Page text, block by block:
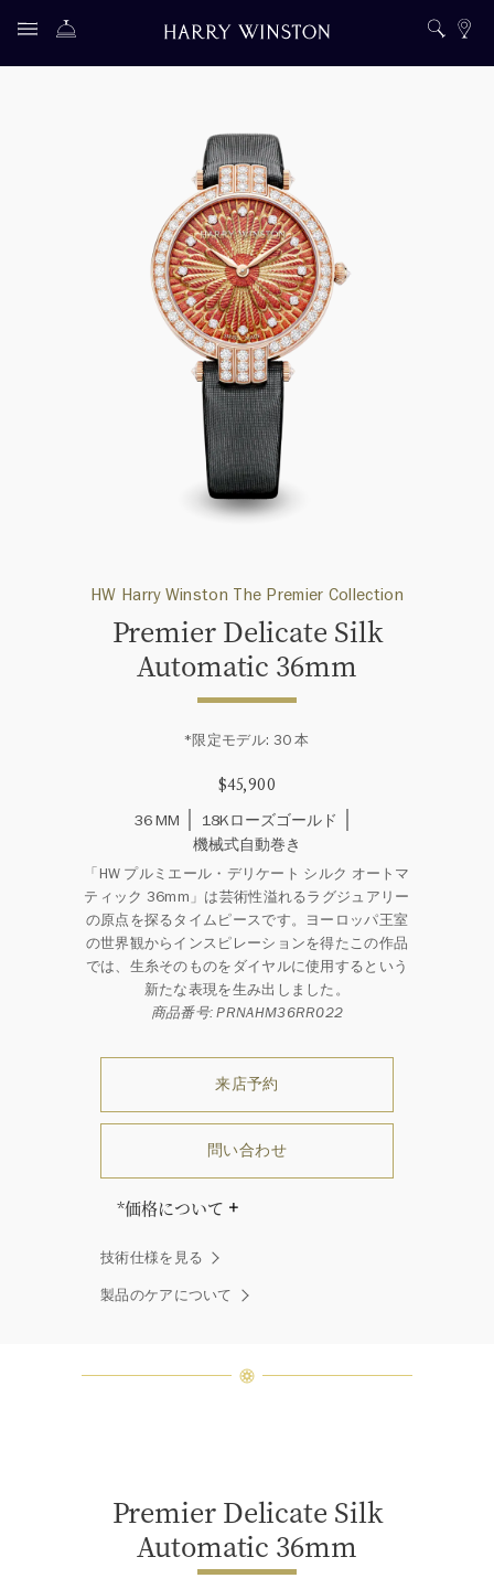
HW Harry Winston The Premier Collection
Premier Delicate Silk
Automatic 36mm
*限定モデル: 30 本
$45,900
36 MM
18Kローズゴールド
機械式自動巻き
「HW プルミエール・デリケート シルク オートマ
ティック 36mm」は芸術性溢れるラグジュアリー
の原点を探るタイムピースです。ヨーロッパ王室
の世界観からインスピレーションを得たこの作品
では、生糸そのものをダイヤルに使用するという
新たな表現を生み出しました。
商品番号: PRNAHM36RR022
来店予約
問い合わせ
*価格について
ありません」創始者ハリー・ウィン
ストンはそう語りました。ハリー・
ウィンストンによって厳選された最
の個性を有する天然の素材であるた
技術仕様を見る
製品のケアについて
Premier Delicate Silk
Automatic 36mm